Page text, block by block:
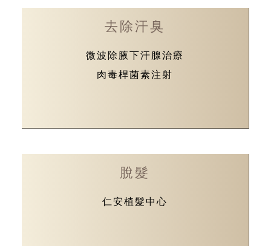
去除汗臭
微波除腋下汗腺治療
肉毒桿菌素注射
脫髮
仁安植髮中心